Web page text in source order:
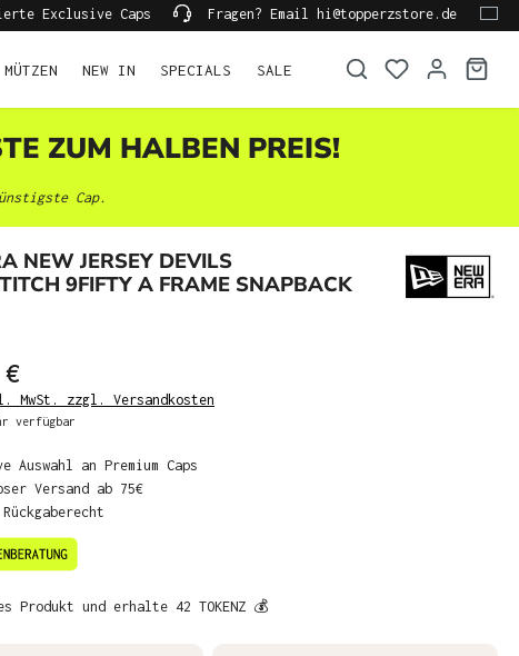
Exclusive Caps Fragen? Email hi@topperzstore.de
MÜTZEN NEW IN SPECIALS SALE
ZUM HALBEN PREIS!
Cap.
NEW JERSEY DEVILS
9FIFTY A FRAME SNAPBACK
MwSt. zzgl. Versandkosten
verfügbar
an Premium Caps
Versand ab 75€
Produkt und erhalte 42 TOKENZ 💰